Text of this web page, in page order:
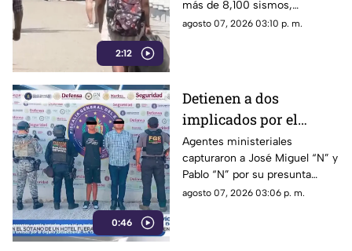
2:12
de los últimos cinco
años
más de 8,100 sismos,
posicionándose como el año
agosto 07, 2026 03:10 p. m.
0:46
Detienen a dos
implicados por el
homicidio de Violeta en
su estética en Acapulco
Agentes ministeriales
capturaron a José Miguel “N” y
Pablo “N” por su presunta
responsabilidad en el
agosto 07, 2026 03:06 p. m.